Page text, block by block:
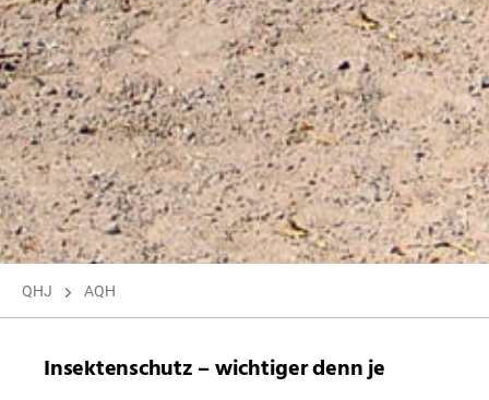
QHJ AQH
Insektenschutz – wichtiger denn je